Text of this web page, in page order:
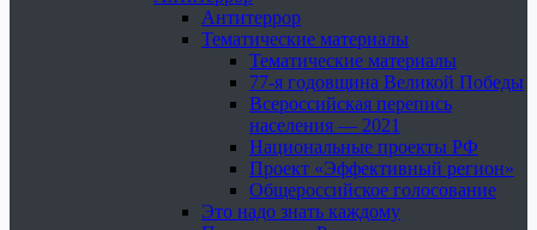
Антитеррор
Тематические материалы
Тематические материалы
77-я годовщина Великой Победы
Всероссийская перепись
населения — 2021
Национальные проекты РФ
Проект «Эффективный регион»
Общероссийское голосование
Это надо знать каждому